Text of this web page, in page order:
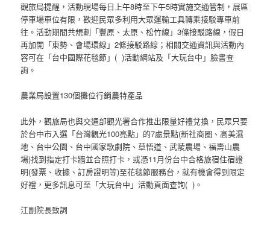
觀旅局提醒，活動現場每日上午8時至下午5時實施交通管制，展區
停車場車位有限，歡迎民眾多利用大眾運輸工具轉乘接駁專車前
往。活動期間共規劃「豐原、太原、松竹線」3條接駁路線，假日
再加開「東勢、會場環線」2條接駁路線；相關交通資訊與活動內
容可在「台中國際花毯節」( )活動網站及「大玩台中」臉書查
詢。
農業局設置130個攤位行銷農特產品
此外，觀旅局也與交通部觀光署合作推出限量好禮兌換，民眾只要
於台中市入選「台灣觀光100亮點」的7處景點(新社商圈、高美濕
地、台中公園、台中國家歌劇院、草悟道、武陵農場、福壽山農
場)找到指定打卡牆並合照打卡，或憑11月份台中合格旅宿住宿證
明(發票、收據、訂房證明等)至花毯節服務台，就有機會得到限定
好禮，更多訊息可至「大玩台中」活動頁面查詢( )。
江副院長致詞